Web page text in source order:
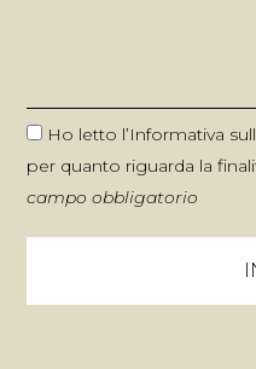
Ho letto l’Informativa
per quanto riguarda la
campo obbligatorio